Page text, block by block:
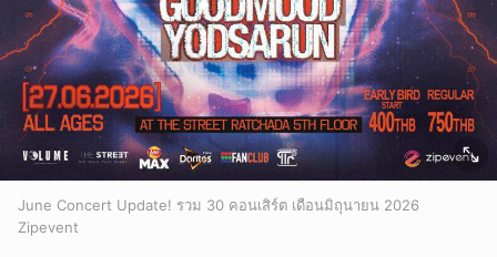
June Concert Update! รวม 30 คอนเสิร์ต เดือนมิถุนายน 2026
Zipevent